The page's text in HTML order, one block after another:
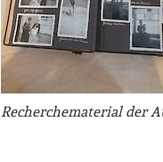
Recherchematerial der